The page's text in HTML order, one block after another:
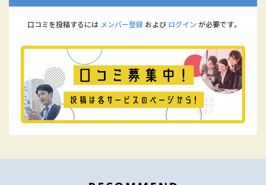
口コミを投稿するには メンバー登録および ログイン が必要です。